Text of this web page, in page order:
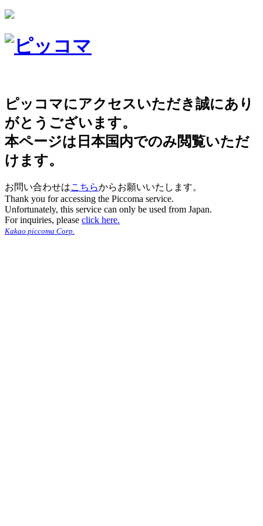
ピッコマにアクセスいただき誠にあり
がとうございます。
本ページは日本国内でのみ閲覧いただ
けます。
お問い合わせはこちらからお願いいたします。
Thank you for accessing the Piccoma service.
Unfortunately, this service can only be used from Japan.
For inquiries, please click here.
Kakao piccoma Corp.